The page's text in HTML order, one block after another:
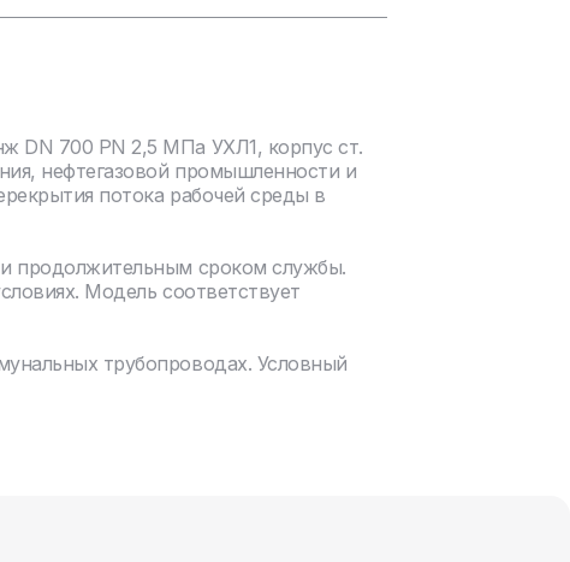
DN 700 PN 2,5 МПа УХЛ1, корпус ст.
нефтегазовой промышленности и
потока рабочей среды в
продолжительным сроком службы.
Модель соответствует
трубопроводах. Условный